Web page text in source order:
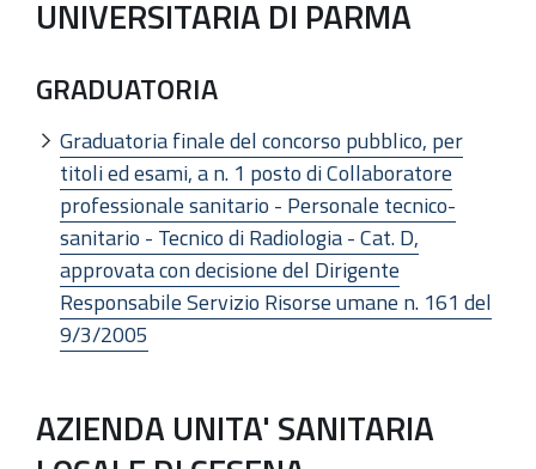
UNIVERSITARIA DI PARMA
GRADUATORIA
Graduatoria finale del concorso pubblico, per
titoli ed esami, a n. 1 posto di Collaboratore
professionale sanitario - Personale tecnico-
sanitario - Tecnico di Radiologia - Cat. D,
approvata con decisione del Dirigente
Responsabile Servizio Risorse umane n. 161 del
9/3/2005
AZIENDA UNITA' SANITARIA